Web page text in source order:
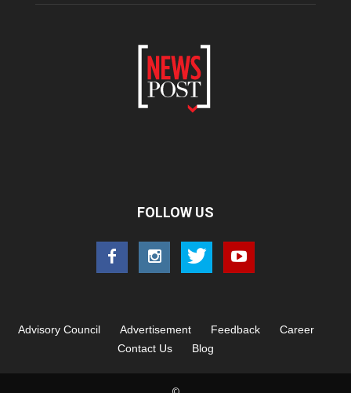
FOLLOW US
Advisory Council Advertisement Feedback
Career
Contact Us
Blog